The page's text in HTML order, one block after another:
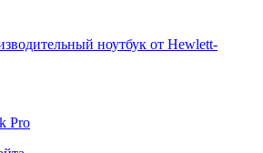
ноутбук от Hewlett-
Pro